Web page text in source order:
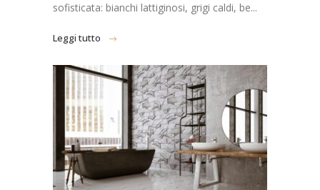
sofisticata: bianchi lattiginosi, grigi caldi, be...
Leggi tutto